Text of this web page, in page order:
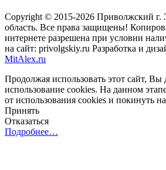
Copyright © 2015-2026 Приволжский г.
область. Все права защищены!
интернете разрешена при условии
на сайт: privolgskiy.ru Разработка и
MitAlex.ru
Продолжая использовать этот сайт, Вы
использование cookies. На данном
от использования cookies и покинуть
Принять
Отказаться
Подробнее…